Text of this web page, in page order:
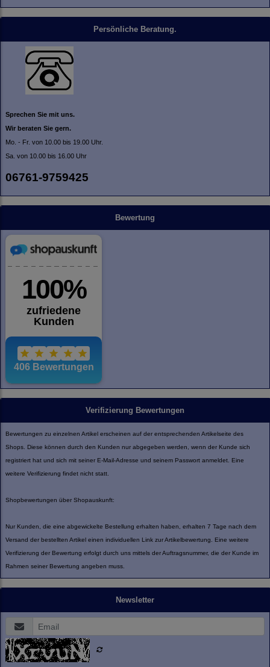
Persönliche Beratung.
Sprechen Sie mit uns.
Wir beraten Sie gern.
Mo. - Fr. von 10.00 bis 19.00 Uhr.
Sa. von 10.00 bis 16.00 Uhr
06761-9759425
Bewertung
Verifizierung Bewertungen
Bewertungen zu einzelnen Artikel erscheinen auf der entsprechenden Artikelseite des
Shops. Diese können durch den Kunden nur abgegeben werden, wenn der Kunde sich
registriert hat und sich mit seiner E-Mail-Adresse und seinem Passwort anmeldet. Eine
weitere Verifizierung findet nicht statt.
Shopbewertungen über Shopauskunft:
Nur Kunden, die eine abgewickelte Bestellung erhalten haben, erhalten 7 Tage nach dem
Versand der bestellten Artikel einen individuellen Link zur Artikelbewertung. Eine weitere
Verifizierung der Bewertung erfolgt durch uns mittels der Auftragsnummer, die der Kunde im
Rahmen seiner Bewertung angeben muss.
Newsletter